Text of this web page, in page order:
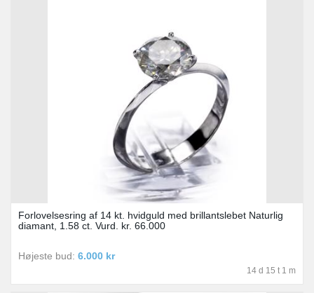
Forlovelsesring af 14 kt. hvidguld med brillantslebet Naturlig
diamant, 1.58 ct. Vurd. kr. 66.000
Højeste bud: 6.000 kr
14 d 15 t 1 m